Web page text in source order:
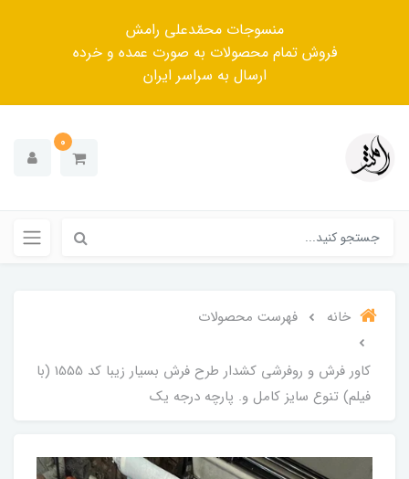
منسوجات محمّدعلی رامش
فروش تمام محصولات به صورت عمده و خرده
ارسال به سراسر ایران
0
خانه فهرست محصولات
کاور فرش و روفرشی کشدار طرح فرش بسیار زیبا کد 1555 (با
فیلم) تنوع سایز کامل و. پارچه درجه یک